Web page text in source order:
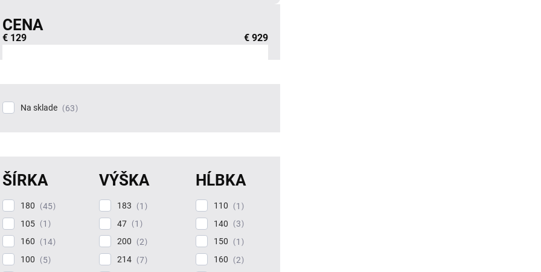
CENA
€ 129 € 929
Na sklade 63
ŠÍRKA
180
45
105
1
160
14
100
5
VÝŠKA
183
1
47
1
200
2
214
7
HĹBKA
110
1
140
3
150
1
160
2